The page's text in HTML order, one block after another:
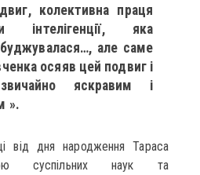
колективна праця
інтелігенції, яка
але саме
осяяв цей подвиг і
яскравим і
».
від дня народження Тараса
суспільних наук та